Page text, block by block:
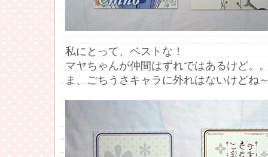
私にとって、ベストな！
マヤちゃんが仲間はずれではあるけど。
ま、ごちうさキャラに外れはないけどね